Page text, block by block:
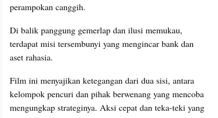
perampokan canggih.
Di balik panggung gemerlap dan ilusi memukau,
terdapat misi tersembunyi yang mengincar bank dan
aset rahasia.
Film ini menyajikan ketegangan dari dua sisi, antara
kelompok pencuri dan pihak berwenang yang mencoba
mengungkap strateginya. Aksi cepat dan teka-teki yang